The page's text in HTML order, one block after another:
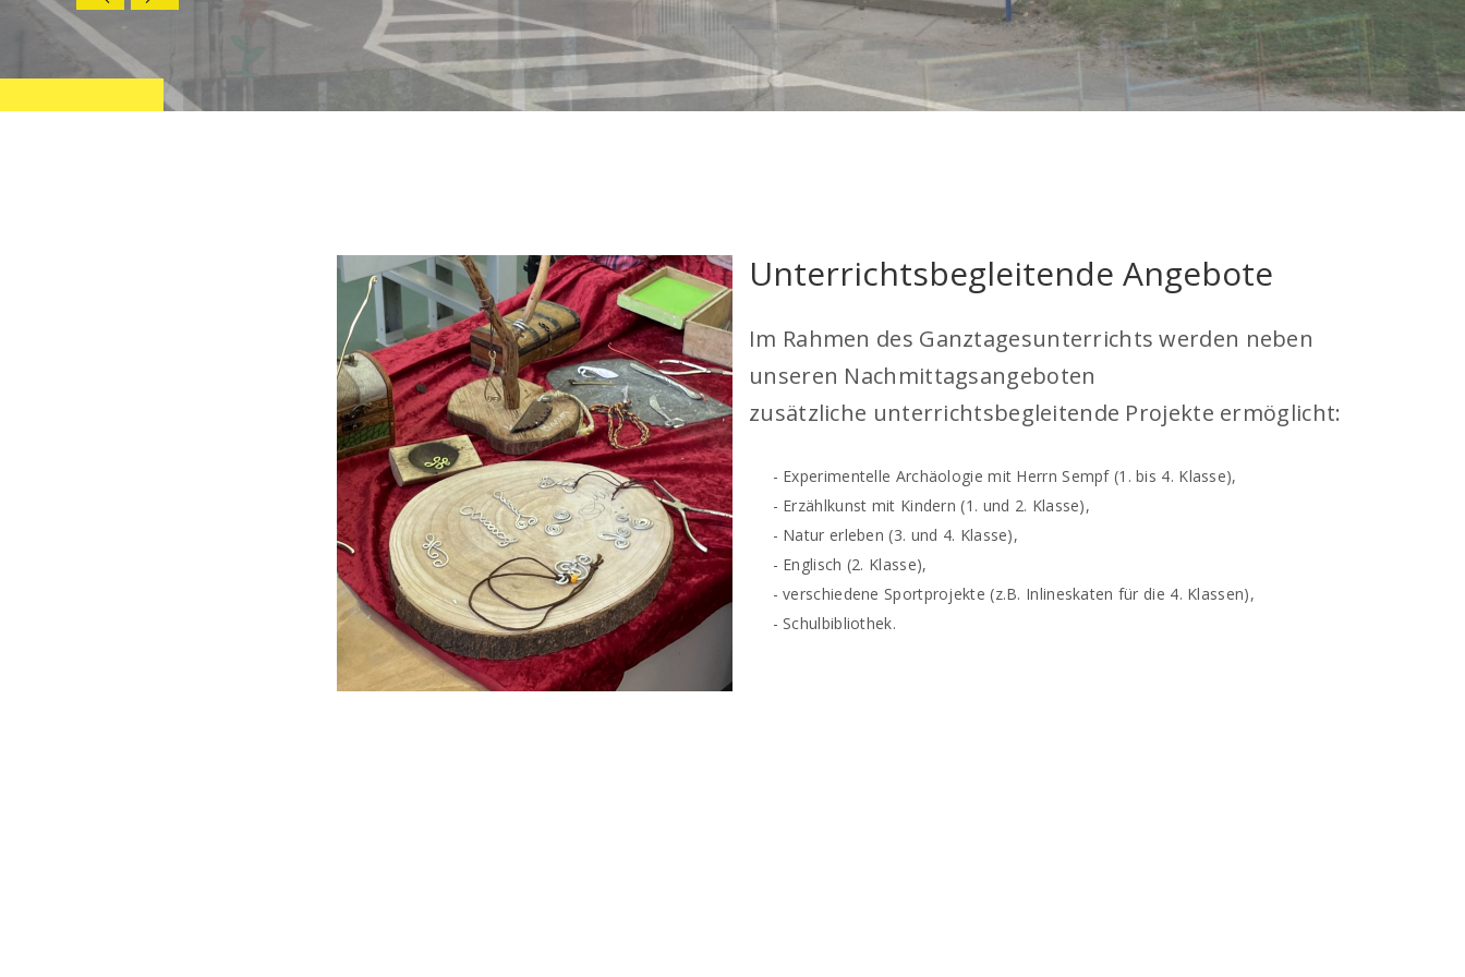
Unterrichtsbegleitende Angebote
Im Rahmen des Ganztagesunterrichts werden neben
unseren Nachmittagsangeboten
zusätzliche unterrichtsbegleitende Projekte ermöglicht:
- Experimentelle Archäologie mit Herrn Sempf (1. bis 4. Klasse),
- Erzählkunst mit Kindern (1. und 2. Klasse),
- Natur erleben (3. und 4. Klasse),
- Englisch (2. Klasse),
- verschiedene Sportprojekte (z.B. Inlineskaten für die 4. Klassen),
- Schulbibliothek.